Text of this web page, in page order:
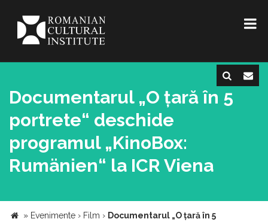
Documentarul „O țară în 5
portrete“ deschide
programul „KinoBox:
Rumänien“ la ICR Viena
» Evenimente › Film › Documentarul „O țară în 5